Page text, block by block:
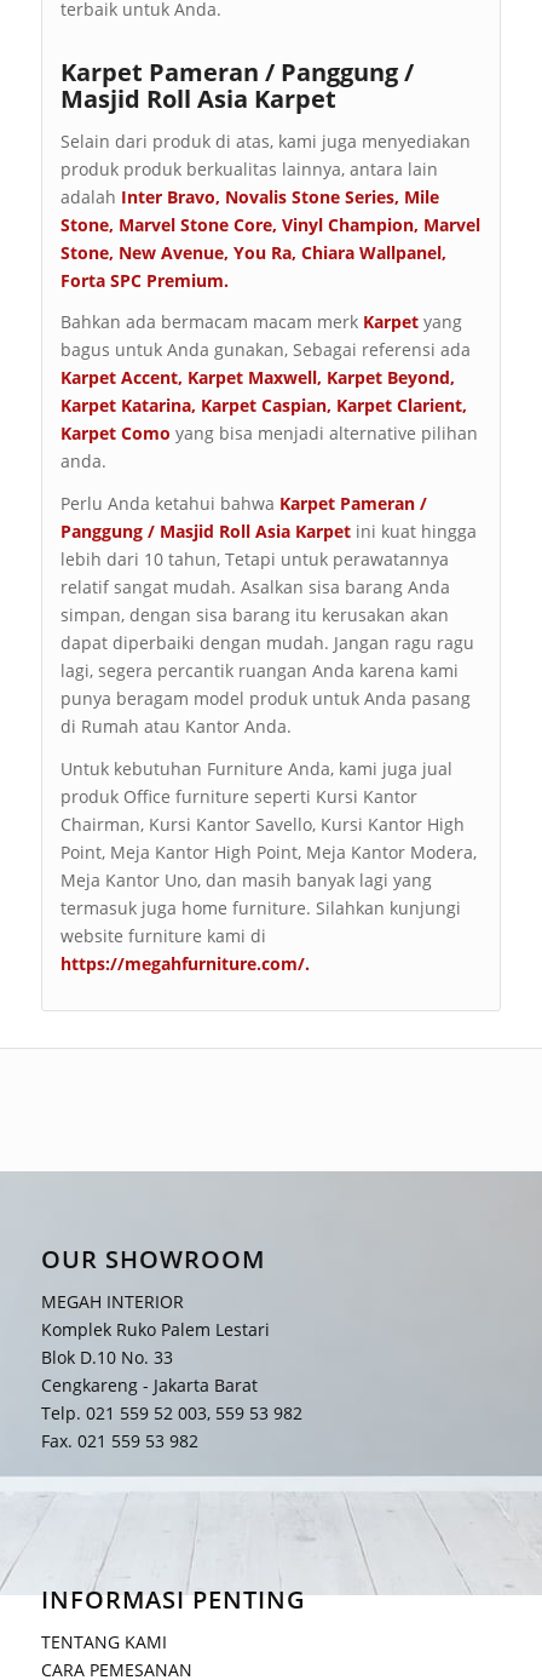
terbaik untuk Anda.
Karpet Pameran / Panggung /
Masjid Roll Asia Karpet
Selain dari produk di atas, kami juga menyediakan
produk produk berkualitas lainnya, antara lain
adalah Inter Bravo, Novalis Stone Series, Mile
Stone, Marvel Stone Core, Vinyl Champion, Marvel
Stone, New Avenue, You Ra, Chiara Wallpanel,
Forta SPC Premium.
Bahkan ada bermacam macam merk Karpetyang
bagus untuk Anda gunakan, Sebagai referensi ada
Karpet Accent, Karpet Maxwell, Karpet Beyond,
Karpet Katarina, Karpet Caspian, Karpet Clarient,
Karpet Como yang bisa menjadi alternative pilihan
anda.
Perlu Anda ketahui bahwa Karpet Pameran /
Panggung / Masjid Roll Asia Karpet ini kuat hingga
lebih dari 10 tahun, Tetapi untuk perawatannya
relatif sangat mudah. Asalkan sisa barang Anda
simpan, dengan sisa barang itu kerusakan akan
dapat diperbaiki dengan mudah. Jangan ragu ragu
lagi, segera percantik ruangan Anda karena kami
punya beragam model produk untuk Anda pasang
di Rumah atau Kantor Anda.
Untuk kebutuhan Furniture Anda, kami juga jual
produk Office furniture seperti Kursi Kantor
Chairman, Kursi Kantor Savello, Kursi Kantor High
Point, Meja Kantor High Point, Meja Kantor Modera,
Meja Kantor Uno, dan masih banyak lagi yang
termasuk juga home furniture. Silahkan kunjungi
website furniture kami di
https://megahfurniture.com/.
OUR SHOWROOM
MEGAH INTERIOR
Komplek Ruko Palem Lestari
Blok D.10 No. 33
Cengkareng - Jakarta Barat
Telp. 021 559 52 003, 559 53 982
Fax. 021 559 53 982
INFORMASI PENTING
TENTANG KAMI
CARA PEMESANAN